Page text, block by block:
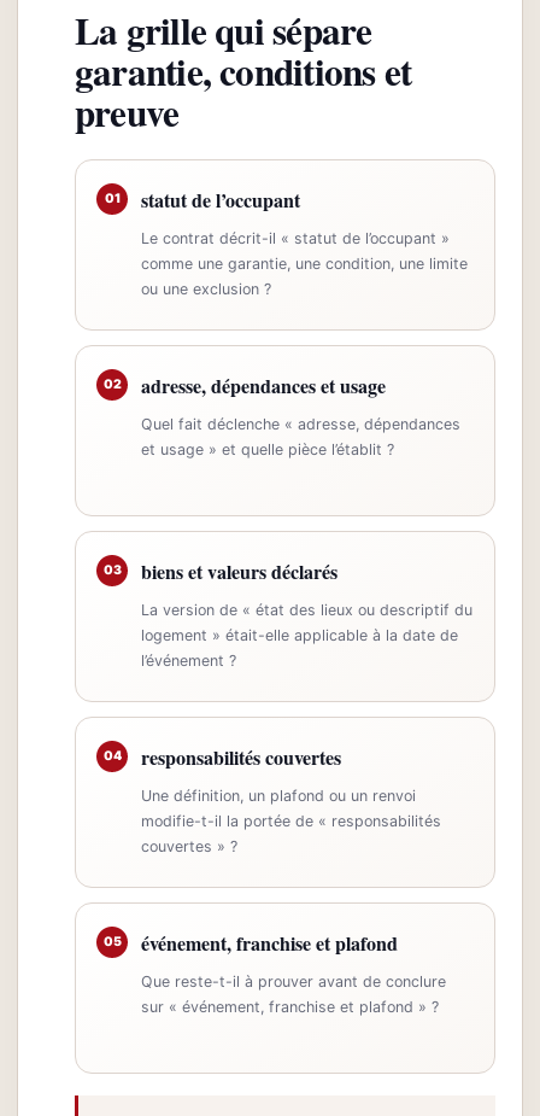
La grille qui sépare
garantie, conditions et
preuve
01 statut de l’occupant
Le contrat décrit-il « statut de l’occupant »
comme une garantie, une condition, une limite
ou une exclusion ?
02 adresse, dépendances et usage
Quel fait déclenche « adresse, dépendances
et usage » et quelle pièce l’établit ?
03 biens et valeurs déclarés
La version de « état des lieux ou descriptif du
logement » était-elle applicable à la date de
l’événement ?
04 responsabilités couvertes
Une définition, un plafond ou un renvoi
modifie-t-il la portée de « responsabilités
couvertes » ?
05 événement, franchise et plafond
Que reste-t-il à prouver avant de conclure
sur « événement, franchise et plafond » ?